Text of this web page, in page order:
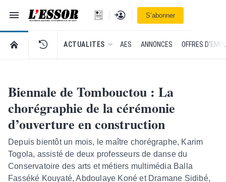
Navigation
L'Essor - retour à la une
Se connecterS’abonner
RETOUR À LA PAGE D’ACCUEIL DE L'ESSOR
ACTUALITES AES ANNONCES OFFRES
Biennale de Tombouctou : La
chorégraphie de la cérémonie
d’ouverture en construction
Depuis bientôt un mois, le maître chorégraphe, Karim
Togola, assisté de deux professeurs de danse du
Conservatoire des arts et métiers multimédia Balla
Fasséké Kouyaté, Abdoulaye Koné et Dramane Sidibé,